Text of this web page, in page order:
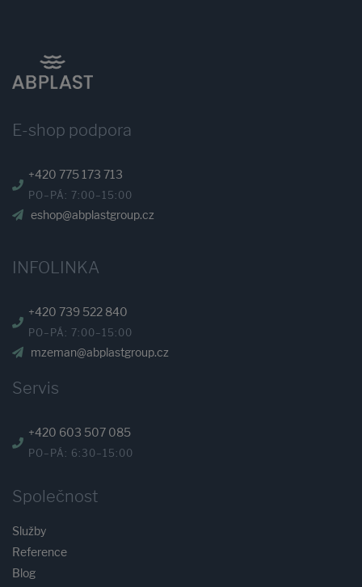
E-shop podpora
+420 775 173 713
PO–PÁ: 7:00–15:00
eshop@abplastgroup.cz
INFOLINKA
+420 739 522 840
PO–PÁ: 7:00–15:00
mzeman@abplastgroup.cz
Servis
+420 603 507 085
PO–PÁ: 6:30–15:00
Společnost
Služby
Reference
Blog